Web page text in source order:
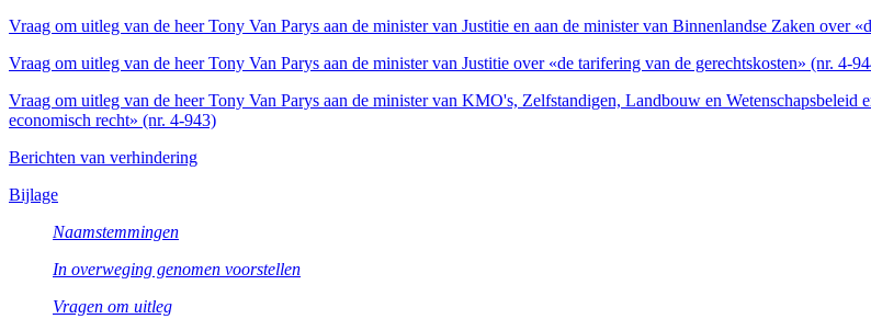
Vraag om uitleg van de heer Tony Van Parys aan de minister van Justitie en aan de minister van Binnenlandse Zaken over
Vraag om uitleg van de heer Tony Van Parys aan de minister van Justitie over «de tarifering van de gerechtskosten» (nr. 4-
Vraag om uitleg van de heer Tony Van Parys aan de minister van KMO's, Zelfstandigen, Landbouw en
economisch recht» (nr. 4-943)
Berichten van verhindering
Bijlage
Naamstemmingen
In overweging genomen voorstellen
Vragen om uitleg